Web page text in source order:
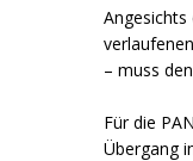
– muss
Für die
Übergang